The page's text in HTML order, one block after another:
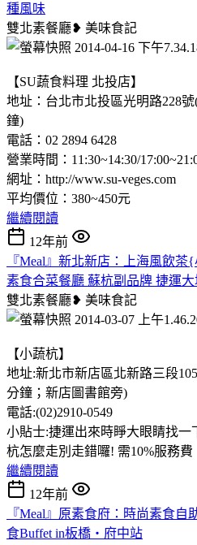
種風味
雙北素餐廳❥ 美味食記
【SU蔬食料理 北投店】
地址：台北市北投區光明路228
鐘)
電話：02 2894 6428
營業時間：11:30~14:30/
網址：http://www.su-veges.com
平均價位：380~450元
繼續閱讀
12年前
『Meal』新北新店：上海風飲
素食合菜餐廳 蘇杭副品牌 捷運
雙北素餐廳❥ 美味食記
【小蔬杭】
地址:新北市新店區北新路三段
分鐘；新店圖書館旁)
電話:(02)2910-0549
小貼士:捷運出來時睜大眼睛找
杭怎麼走別走錯囉! 需10%服務費
繼續閱讀
12年前
『Meal』原素食府：時尚素食
食Buffet in板橋・府中站